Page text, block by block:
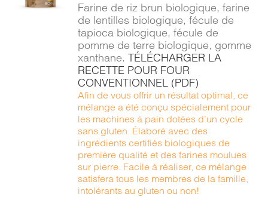
DÉTAILS
Farine de riz brun biologique, farine
de lentilles biologique, fécule de
tapioca biologique, fécule de
pomme de terre biologique, gomme
xanthane.TÉLÉCHARGER LA
RECETTE POUR FOUR
CONVENTIONNEL (PDF)
Afin de vous offrir un résultat optimal, ce
mélange a été conçu spécialement pour
les machines à pain dotées d’un cycle
sans gluten. Élaboré avec des
ingrédients certifiés biologiques de
première qualité et des farines moulues
sur pierre. Facile à réaliser, ce mélange
satisfera tous les membres de la famille,
intolérants au gluten ou non!